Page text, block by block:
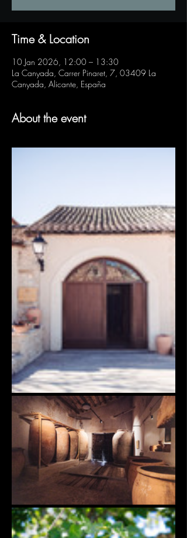
Time & Location
10 Jan 2026, 12:00 – 13:30
La Canyada, Carrer Pinaret, 7, 03409 La
Canyada, Alicante, España
About the event